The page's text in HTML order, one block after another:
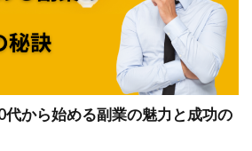
から始める副業の魅力と成功の